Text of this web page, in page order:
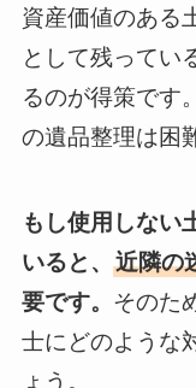
資産価値のある
として残ってい
るのが得策です
の遺品整理は困
もし使用しない
いると、 近隣の
要です。 そのた
士にどのような
ょう。